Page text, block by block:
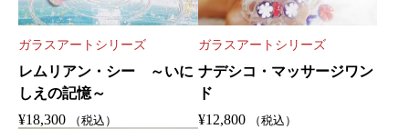
ガラスアートシリーズ
レムリアン・シー ～いに
しえの記憶～
¥18,300 （税込）
ガラスアートシリーズ
ナデシコ・マッサージワン
ド
¥12,800 （税込）